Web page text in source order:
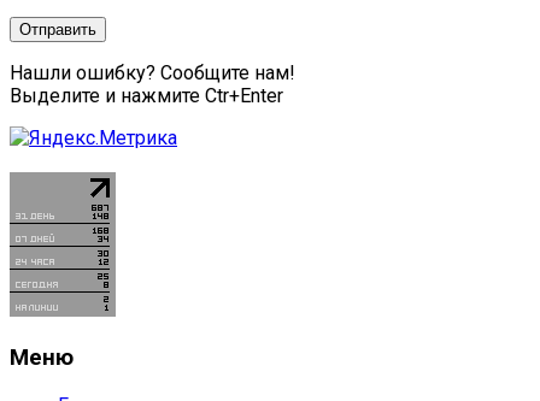
Нашли ошибку? Сообщите нам!
Выделите и нажмите Ctr+Enter
Меню